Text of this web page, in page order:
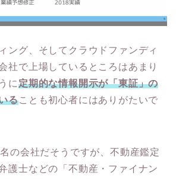
ング、そしてクラウドファンディ
社で上場しているところはあまり
に定期的な情報開示が「東証」の
ることも初心者にはありがたいで
の会社だそうですが、不動産鑑定
護士などの「不動産・ファイナン